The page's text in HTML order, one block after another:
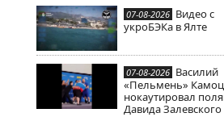
07-08-2026 Видео с
укроБЭКа в Ялте
07-08-2026 Василий
«Пельмень»
нокаутировал
Давида Залевского